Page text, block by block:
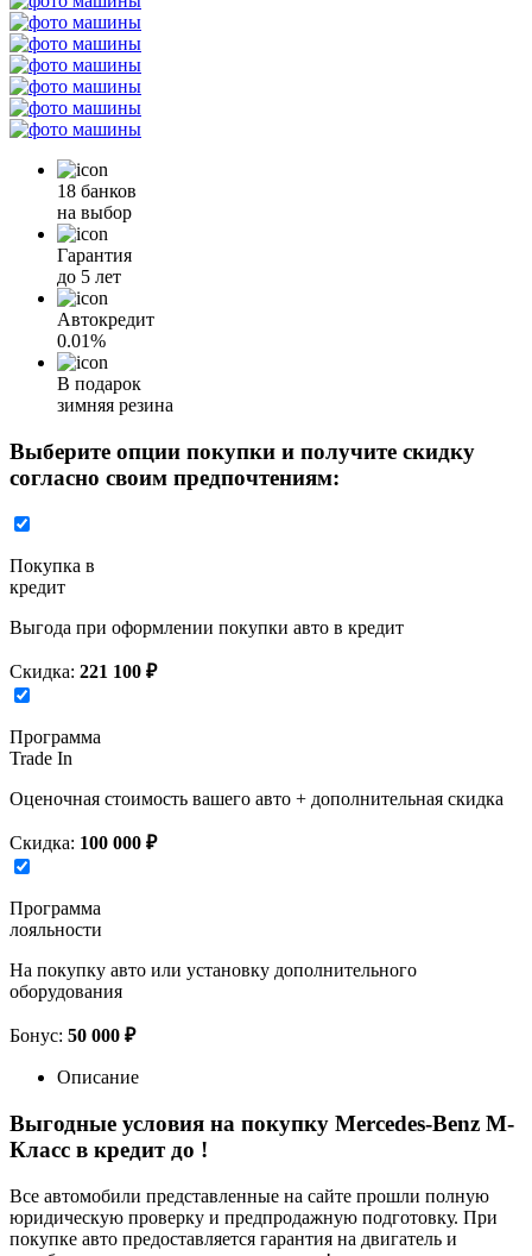
18 банков
на выбор
Гарантия
до 5 лет
Автокредит
0.01%
В подарок
зимняя резина
Выберите опции покупки и получите скидку
согласно своим предпочтениям:
Покупка в
кредит
Выгода при оформлении покупки авто в кредит
Скидка: 221 100 ₽
Программа
Trade In
Оценочная стоимость вашего авто + дополнительная скидка
Скидка: 100 000 ₽
Программа
лояльности
На покупку авто или установку дополнительного
оборудования
Бонус: 50 000 ₽
Описание
Выгодные условия на покупку Mercedes-Benz M-
Класс в кредит до !
Все автомобили представленные на сайте прошли полную
юридическую проверку и предпродажную подготовку. При
покупке авто предоставляется гарантия на двигатель и